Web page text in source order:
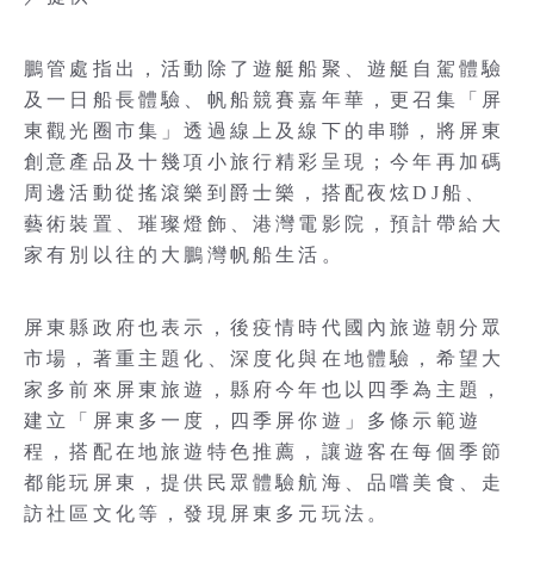
鵬管處指出，活動除了遊艇船聚、遊艇自駕體驗
及一日船長體驗、帆船競賽嘉年華，更召集「屏
東觀光圈市集」透過線上及線下的串聯，將屏東
創意產品及十幾項小旅行精彩呈現；今年再加碼
周邊活動從搖滾樂到爵士樂，搭配夜炫DJ船、
藝術裝置、璀璨燈飾、港灣電影院，預計帶給大
家有別以往的大鵬灣帆船生活。
屏東縣政府也表示，後疫情時代國內旅遊朝分眾
市場，著重主題化、深度化與在地體驗，希望大
家多前來屏東旅遊，縣府今年也以四季為主題，
建立「屏東多一度，四季屏你遊」多條示範遊
程，搭配在地旅遊特色推薦，讓遊客在每個季節
都能玩屏東，提供民眾體驗航海、品嚐美食、走
訪社區文化等，發現屏東多元玩法。